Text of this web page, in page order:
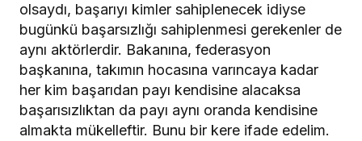
olsaydı, başarıyı kimler sahiplenecek idiyse
bugünkü başarsızlığı sahiplenmesi gerekenler de
aynı aktörlerdir. Bakanına, federasyon
başkanına, takımın hocasına varıncaya kadar
her kim başarıdan payı kendisine alacaksa
başarısızlıktan da payı aynı oranda kendisine
almakta mükelleftir. Bunu bir kere ifade edelim.